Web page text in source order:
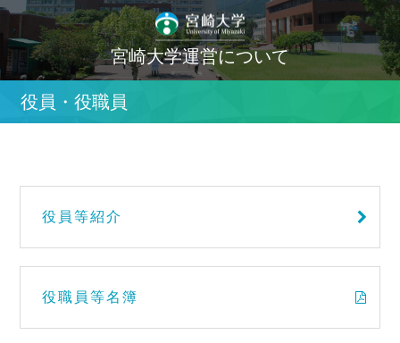
宮崎大学運営について
役員・役職員
役員等紹介
役職員等名簿